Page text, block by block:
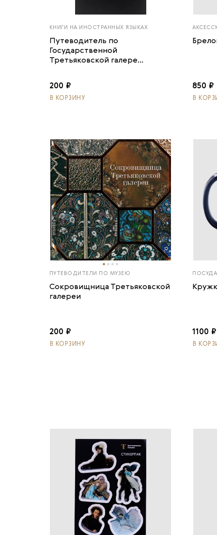
КНИГИ НА ИНОСТРАННЫХ ЯЗЫКАХ
Путеводитель по
Государственной
Третьяковской галере...
200 ₽
В КОРЗИНУ
850 ₽
В
ПУТЕВОДИТЕЛИ ПО МУЗЕЮ
Сокровищница Третьяковской
галереи
200 ₽
В КОРЗИНУ
ПОСУДА
1100 ₽
В